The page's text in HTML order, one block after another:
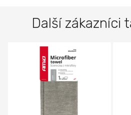
Další zákazníci